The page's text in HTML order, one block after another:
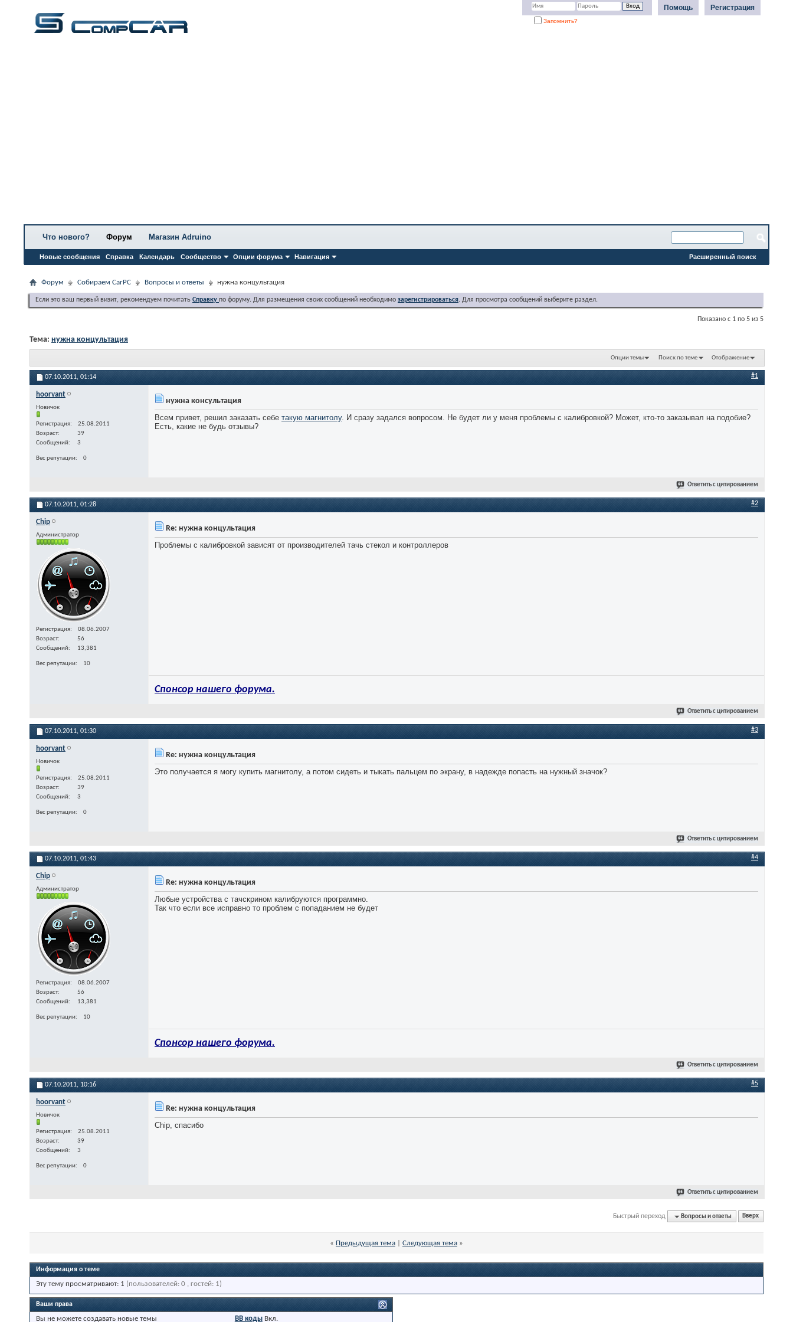
Регистрация
Помощь
Запомнить?
Что нового? Форум
Новые сообщения Справка Календарь Сообщество Опции форума Навигация
Магазин Adruino
Расширенный поиск
Форум Собираем CarPC Вопросы и ответы нужна концультация
Если это ваш первый визит, рекомендуем почитать Справку по форуму. Для размещения своих сообщений необходимо зарегистрироваться. Для просмотра сообщений выберите раздел.
Показано с 1 по 5 из 5
Тема: нужна концультация
Опции темы Поиск по теме Отображение
07.10.2011, 01:14 #1
hoorvant
Новичок
Регистрация
25.08.2011
Возраст
39
Сообщений
3
Вес репутации 0
нужна консультация
Всем привет, решил заказать себе такую магнитолу. И сразу задался вопросом. Не будет ли у меня проблемы с калибровкой? Может, кто-то заказывал на подобие?
Есть, какие не будь отзывы?
Ответить с цитированием
07.10.2011, 01:28 #2
Chip
Администратор
Регистрация
08.06.2007
Возраст
56
Сообщений
13,381
Вес репутации 10
Re: нужна концультация
Проблемы с калибровкой зависят от производителей тачь стекол и контроллеров
Спонсор нашего форума.
Ответить с цитированием
07.10.2011, 01:30 #3
hoorvant
Новичок
Регистрация
25.08.2011
Возраст
39
Сообщений
3
Вес репутации 0
Re: нужна концультация
Это получается я могу купить магнитолу, а потом сидеть и тыкать пальцем по экрану, в надежде попасть на нужный значок?
Ответить с цитированием
07.10.2011, 01:43 #4
Chip
Администратор
Регистрация
08.06.2007
Возраст
56
Сообщений
13,381
Вес репутации 10
Re: нужна концультация
Любые устройства с тачскрином калибруются программно.
Так что если все исправно то проблем с попаданием не будет
Спонсор нашего форума.
Ответить с цитированием
07.10.2011, 10:16 #5
hoorvant
Новичок
Регистрация
25.08.2011
Возраст
39
Сообщений
3
Вес репутации 0
Re: нужна концультация
Chip, спасибо
Ответить с цитированием
Быстрый переход Вопросы и ответы Вверх
« Предыдущая тема Следующая тема »
Информация о теме
Эту тему просматривают: 1 (пользователей: 0 , гостей: 1)
Ваши права
Вы не можете создавать новые темы BB коды Вкл.